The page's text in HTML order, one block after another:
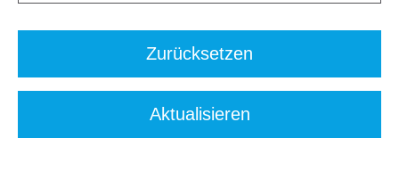
Zurücksetzen
Aktualisieren